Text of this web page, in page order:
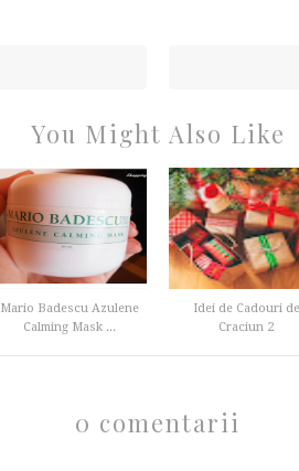
You Might Also Like
Mario Badescu Azulene
Calming Mask ...
Idei de Cadouri de
Craciun 2
0 comentarii